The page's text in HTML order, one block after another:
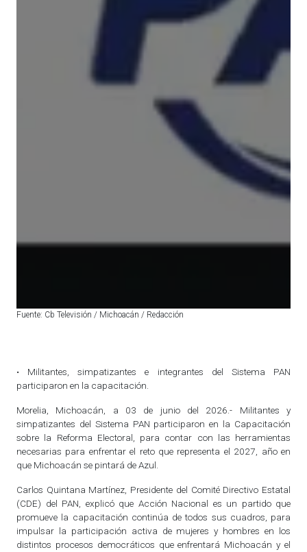
Fuente: Cb Televisión / Michoacán / Redacción
• Militantes, simpatizantes e integrantes del Sistema PAN
participaron en la capacitación.
Morelia, Michoacán, a 03 de junio del 2026.- Militantes y
simpatizantes del Sistema PAN participaron en la Capacitación
sobre la Reforma Electoral, para contar con las herramientas
necesarias para enfrentar el reto que representa el 2027, año en
que Michoacán se pintará de Azul.
Carlos Quintana Martínez, Presidente del Comité Directivo Estatal
(CDE) del PAN, explicó que Acción Nacional es un partido que
promueve la capacitación continúa de todos sus cuadros, para
impulsar la participación activa de mujeres y hombres en los
distintos procesos democráticos que enfrentará Michoacán y el